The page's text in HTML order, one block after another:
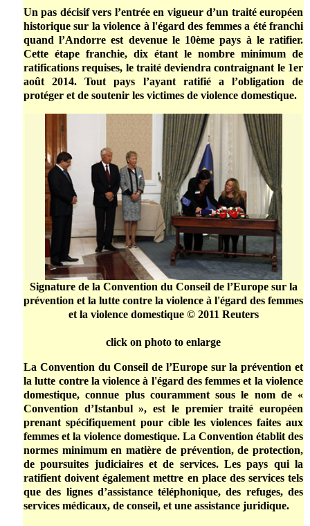
Un pas décisif vers l’entrée en vigueur d’un traité européen
historique sur la violence à l'égard des femmes a été franchi
quand l’Andorre est devenue le 10ème pays à le ratifier.
Cette étape franchie, dix étant le nombre minimum de
ratifications requises, le traité deviendra contraignant le 1er
août 2014. Tout pays l’ayant ratifié a l’obligation de
protéger et de soutenir les victimes de violence domestique.
Signature de la Convention du Conseil de l’Europe sur la
prévention et la lutte contre la violence à l'égard des femmes
et la violence domestique © 2011 Reuters
click on photo to enlarge
La Convention du Conseil de l’Europe sur la prévention et
la lutte contre la violence à l'égard des femmes et la violence
domestique­­, connue plus couramment sous le nom de «
Convention d’Istanbul », est le premier traité européen
prenant spécifiquement pour cible les violences faites aux
femmes et la violence domestique. La Convention établit des
normes minimum en matière de prévention, de protection,
de poursuites judiciaires et de services. Les pays qui la
ratifient doivent également mettre en place des services tels
que des lignes d’assistance téléphonique, des refuges, des
services médicaux, de conseil, et une assistance juridique.